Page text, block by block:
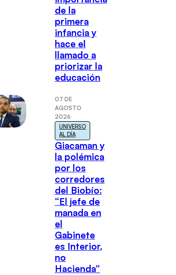
de la
primera
infancia y
hace el
llamado a
priorizar la
educación
07 DE
AGOSTO
2026
UNIVERSO
AL DÍA
Giacaman y
la polémica
por los
corredores
del Biobío:
“El jefe de
manada en
el
Gabinete
es Interior,
no
Hacienda”